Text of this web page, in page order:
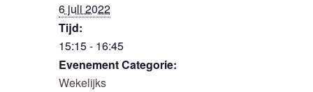
6 juli 2022
Tijd:
15:15 - 16:45
Evenement Categorie:
Wekelijks